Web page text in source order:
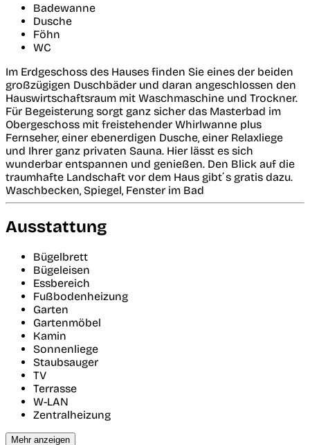
Badewanne
Dusche
Föhn
WC
Im Erdgeschoss des Hauses finden Sie eines der beiden
großzügigen Duschbäder und daran angeschlossen den
Hauswirtschaftsraum mit Waschmaschine und Trockner.
Für Begeisterung sorgt ganz sicher das Masterbad im
Obergeschoss mit freistehender Whirlwanne plus
Fernseher, einer ebenerdigen Dusche, einer Relaxliege
und Ihrer ganz privaten Sauna. Hier lässt es sich
wunderbar entspannen und genießen. Den Blick auf die
traumhafte Landschaft vor dem Haus gibt´s gratis dazu.
Waschbecken, Spiegel, Fenster im Bad
Ausstattung
Bügelbrett
Bügeleisen
Essbereich
Fußbodenheizung
Garten
Gartenmöbel
Kamin
Sonnenliege
Staubsauger
TV
Terrasse
W-LAN
Zentralheizung
Mehr anzeigen